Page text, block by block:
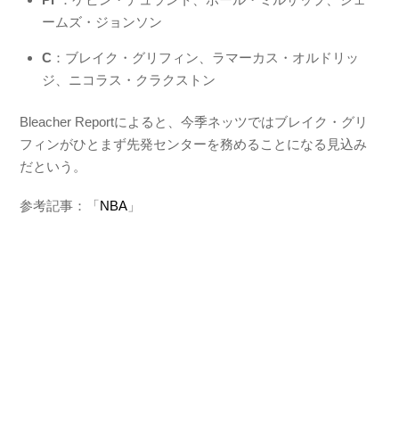
ームズ・ジョンソン
C ：ブレイク・グリフィン、ラマーカス・オルドリッ
ジ、ニコラス・クラクストン
Bleacher Reportによると、今季ネッツではブレイク・グリ
フィンがひとまず先発センターを務めることになる見込み
だという。
参考記事：「NBA 」